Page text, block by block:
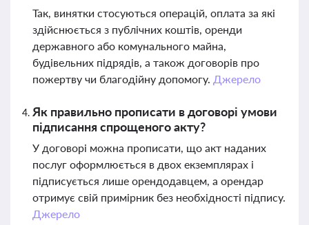
Так, винятки стосуються операцій, оплата за які
здійснюється з публічних коштів, оренди
державного або комунального майна,
будівельних підрядів, а також договорів про
пожертву чи благодійну допомогу. Джерело
Як правильно прописати в договорі умови
підписання спрощеного акту?
У договорі можна прописати, що акт наданих
послуг оформлюється в двох екземплярах і
підписується лише орендодавцем, а орендар
отримує свій примірник без необхідності підпису.
Джерело